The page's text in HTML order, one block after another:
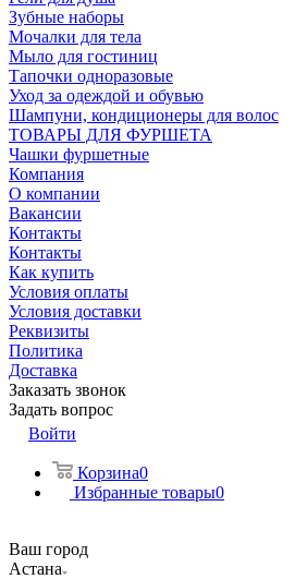
Зубные наборы
Мочалки для тела
Мыло для гостиниц
Тапочки одноразовые
Уход за одеждой и обувью
Шампуни, кондиционеры для волос
ТОВАРЫ ДЛЯ ФУРШЕТА
Чашки фуршетные
Компания
О компании
Вакансии
Контакты
Контакты
Как купить
Условия оплаты
Условия доставки
Реквизиты
Политика
Доставка
Заказать звонок
Задать вопрос
Войти
Корзина0
Избранные товары0
Ваш город
Астана